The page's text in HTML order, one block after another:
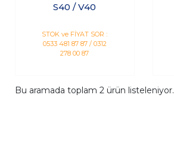
S40 / V40
STOK ve FİYAT SOR :
0533 481 87 87 / 0312
278 00 87
Bu aramada toplam 2 ürün listeleniyor.